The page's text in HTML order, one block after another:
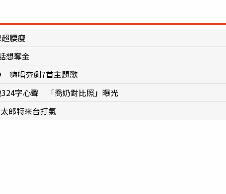
腰瘦
想奪金
嗨唱夯劇7首主題歌
字心聲 「喬奶對比照」曝光
郎特來台打氣